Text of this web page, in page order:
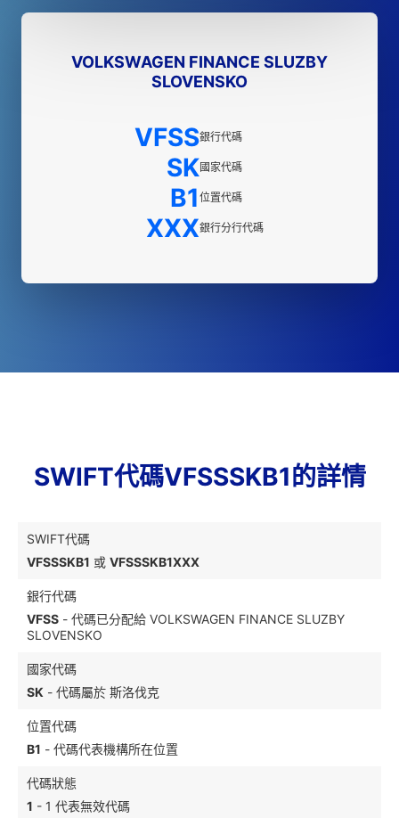
VOLKSWAGEN FINANCE SLUZBY
SLOVENSKO
VFSS銀行代碼
SK國家代碼
B1 位置代碼
XXX銀行分行代碼
SWIFT代碼VFSSSKB1的詳情
SWIFT代碼
VFSSSKB1 或 VFSSSKB1XXX
銀行代碼
VFSS - 代碼已分配給 VOLKSWAGEN FINANCE SLUZBY
SLOVENSKO
國家代碼
SK - 代碼屬於 斯洛伐克
位置代碼
B1 - 代碼代表機構所在位置
代碼狀態
1 - 1 代表無效代碼